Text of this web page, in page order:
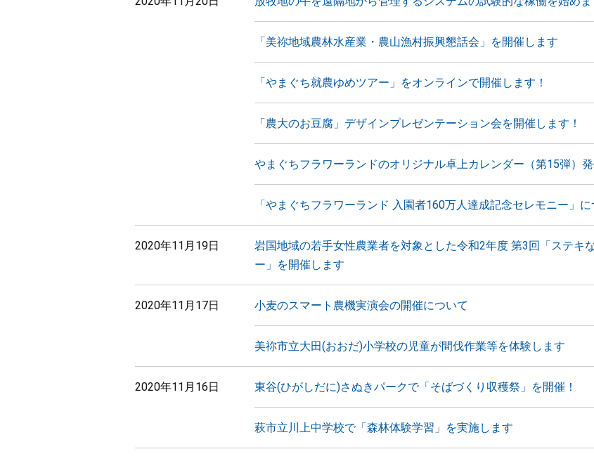
「美祢地域農林水産業・農山漁村振興懇話会」を開催します
「やまぐち就農ゆめツアー」をオンラインで開催します！
「農大のお豆腐」デザインプレゼンテーション会を開催します！
やまぐちフラワーランドのオリジナル卓上カレンダー（第15弾）発
「やまぐちフラワーランド 入園者160万人達成記念セレモニー」に
2020年11月19日
岩国地域の若手女性農業者を対象とした令和2年度 第3回「ステキ
ー」を開催します
2020年11月17日 小麦のスマート農機実演会の開催について
美祢市立大田(おおだ)小学校の児童が間伐作業等を体験します
2020年11月16日 東谷(ひがしだに)さぬきパークで「そばづくり収穫祭」を開催！
萩市立川上中学校で「森林体験学習」を実施します